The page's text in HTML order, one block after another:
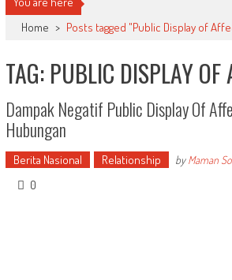
Home > Posts tagged "Public Display of
TAG: PUBLIC DISPLAY OF
Dampak Negatif Public Display Of
Hubungan
Berita Nasional Relationship byMaman
0